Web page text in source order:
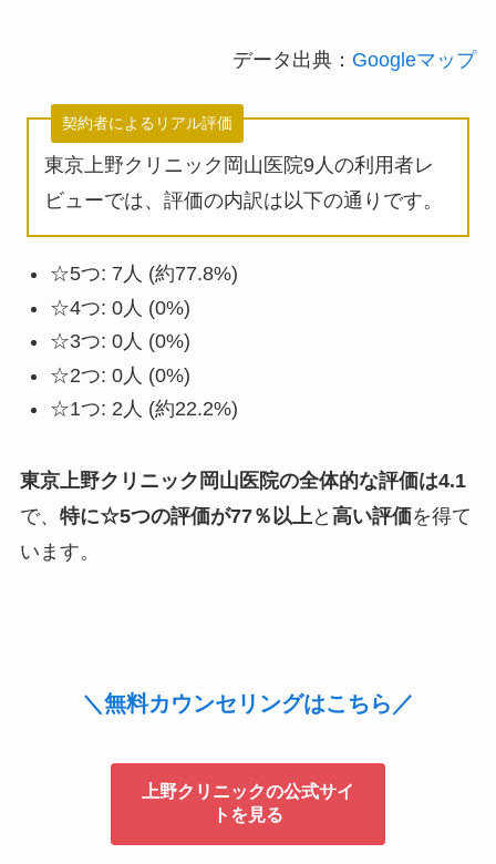
データ出典： Googleマップ
契約者によるリアル評価
東京上野クリニック岡山医院9人の利用者レ
ビューでは、評価の内訳は以下の通りです。
☆5つ: 7人 (約77.8%)
☆4つ: 0人 (0%)
☆3つ: 0人 (0%)
☆2つ: 0人 (0%)
☆1つ: 2人 (約22.2%)
東京上野クリニック岡山医院の全体的な評価は4.1
で、 特に☆5つの評価が77％以上 と 高い評価を得て
います。
＼無料カウンセリングはこちら／
上野クリニックの公式サイ
トを見る